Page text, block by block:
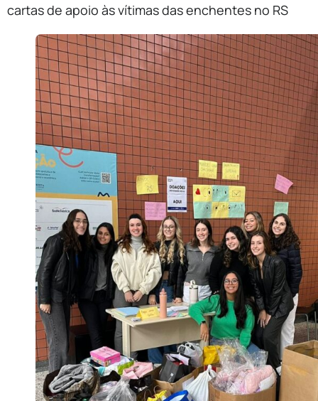
cartas de apoio às vítimas das enchentes no RS